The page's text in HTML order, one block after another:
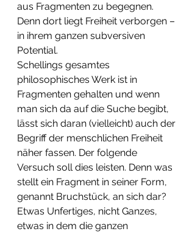
aus Fragmenten zu begegnen.
Denn dort liegt Freiheit verborgen –
in ihrem ganzen subversiven
Potential.
Schellings gesamtes
philosophisches Werk ist in
Fragmenten gehalten und wenn
man sich da auf die Suche begibt,
lässt sich daran (vielleicht) auch der
Begriff der menschlichen Freiheit
näher fassen. Der folgende
Versuch soll dies leisten. Denn was
stellt ein Fragment in seiner Form,
genannt Bruchstück, an sich dar?
Etwas Unfertiges, nicht Ganzes,
etwas in dem die ganzen